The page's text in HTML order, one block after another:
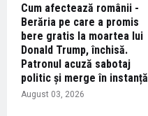
Cum afectează românii -
Berăria pe care a promis
bere gratis la moartea lui
Donald Trump, închisă.
Patronul acuză sabotaj
politic și merge în instanță
August 03, 2026